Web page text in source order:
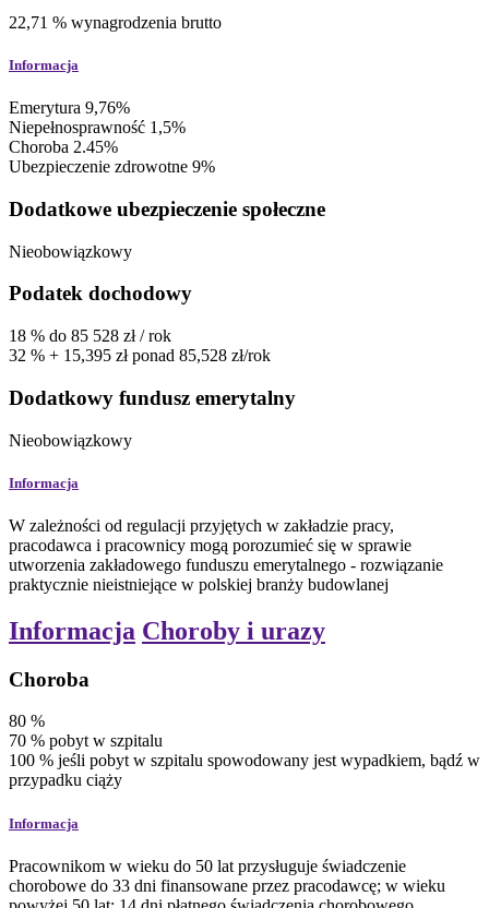
22,71 % wynagrodzenia brutto
Informacja
Emerytura 9,76%
Niepełnosprawność 1,5%
Choroba 2.45%
Ubezpieczenie zdrowotne 9%
Dodatkowe ubezpieczenie społeczne
Nieobowiązkowy
Podatek dochodowy
18 % do 85 528 zł / rok
32 % + 15,395 zł ponad 85,528 zł/rok
Dodatkowy fundusz emerytalny
Nieobowiązkowy
Informacja
W zależności od regulacji przyjętych w zakładzie pracy,
pracodawca i pracownicy mogą porozumieć się w sprawie
utworzenia zakładowego funduszu emerytalnego - rozwiązanie
praktycznie nieistniejące w polskiej branży budowlanej
Informacja Choroby i urazy
Choroba
80 %
70 % pobyt w szpitalu
100 % jeśli pobyt w szpitalu spowodowany jest wypadkiem, bądź w
przypadku ciąży
Informacja
Pracownikom w wieku do 50 lat przysługuje świadczenie
chorobowe do 33 dni finansowane przez pracodawcę; w wieku